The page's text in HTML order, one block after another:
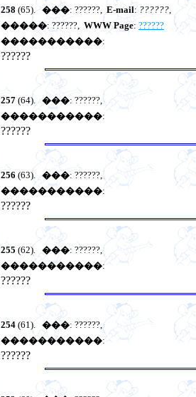
258 (65).���: ??????,E-mail: ??????,
�����: ??????, WWW Page: ??????
�����������:
??????
257 (64).���: ??????,
�����������:
??????
256 (63).���: ??????,
�����������:
??????
255 (62). ���: ??????,
�����������:
??????
254 (61). ���: ??????,
�����������:
??????